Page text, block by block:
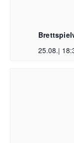
25.08.|